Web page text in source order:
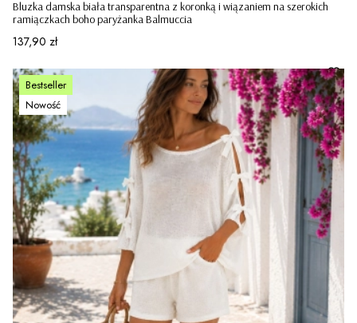
Bluzka damska biała transparentna z koronką i wiązaniem na szerokich
ramiączkach boho paryżanka Balmuccia
Cena
137,90 zł
Bestseller
Nowość